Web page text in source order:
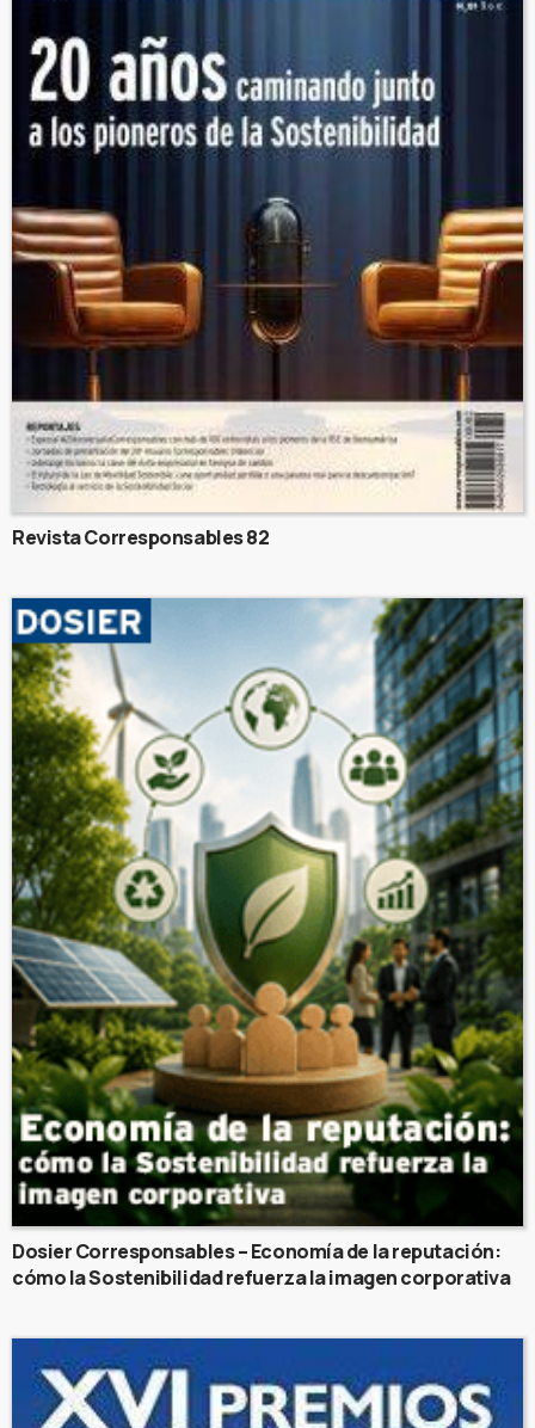
Revista Corresponsables 82
Dosier Corresponsables – Economía de la reputación:
cómo la Sostenibilidad refuerza la imagen corporativa